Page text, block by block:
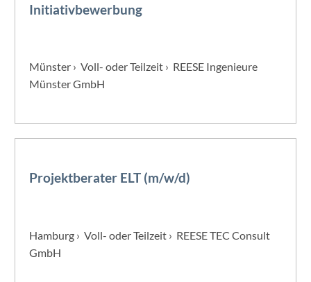
Initiativbewerbung
Münster › Voll- oder Teilzeit › REESE Ingenieure
Münster GmbH
Projektberater ELT (m/w/d)
Hamburg › Voll- oder Teilzeit › REESE TEC Consult
GmbH